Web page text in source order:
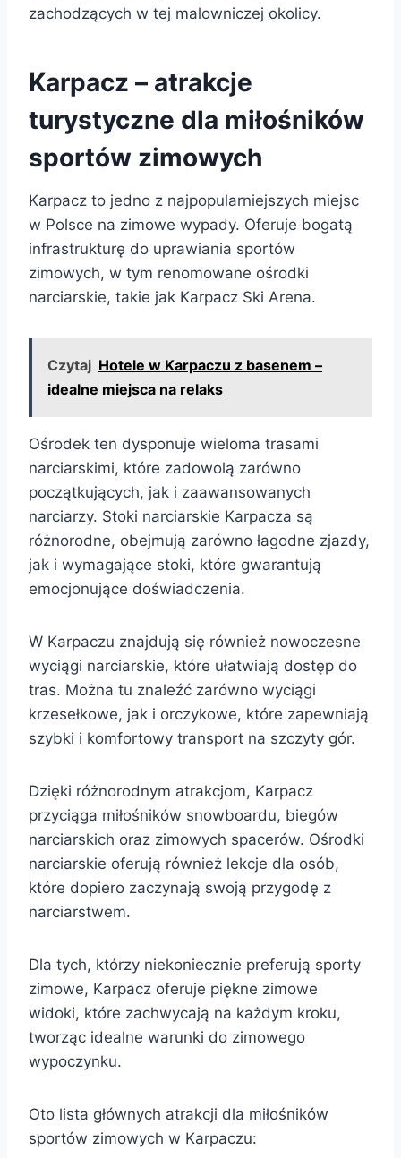
zachodzących w tej malowniczej okolicy.
Karpacz – atrakcje
turystyczne dla miłośników
sportów zimowych
Karpacz to jedno z najpopularniejszych miejsc
w Polsce na zimowe wypady. Oferuje bogatą
infrastrukturę do uprawiania sportów
zimowych, w tym renomowane ośrodki
narciarskie, takie jak Karpacz Ski Arena.
Czytaj Hotele w Karpaczu z basenem –
idealne miejsca na relaks
Ośrodek ten dysponuje wieloma trasami
narciarskimi, które zadowolą zarówno
początkujących, jak i zaawansowanych
narciarzy. Stoki narciarskie Karpacza są
różnorodne, obejmują zarówno łagodne zjazdy,
jak i wymagające stoki, które gwarantują
emocjonujące doświadczenia.
W Karpaczu znajdują się również nowoczesne
wyciągi narciarskie, które ułatwiają dostęp do
tras. Można tu znaleźć zarówno wyciągi
krzesełkowe, jak i orczykowe, które zapewniają
szybki i komfortowy transport na szczyty gór.
Dzięki różnorodnym atrakcjom, Karpacz
przyciąga miłośników snowboardu, biegów
narciarskich oraz zimowych spacerów. Ośrodki
narciarskie oferują również lekcje dla osób,
które dopiero zaczynają swoją przygodę z
narciarstwem.
Dla tych, którzy niekoniecznie preferują sporty
zimowe, Karpacz oferuje piękne zimowe
widoki, które zachwycają na każdym kroku,
tworząc idealne warunki do zimowego
wypoczynku.
Oto lista głównych atrakcji dla miłośników
sportów zimowych w Karpaczu: